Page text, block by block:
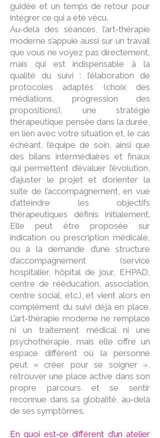
guidée et un temps de retour pour
intégrer ce qui a été vécu.
Au‑delà des séances, l’art‑thérapie
moderne s’appuie aussi sur un travail
que vous ne voyez pas directement,
mais qui est indispensable à la
qualité du suivi : l’élaboration de
protocoles adaptés (choix des
médiations, progression des
propositions), une stratégie
thérapeutique pensée dans la durée,
en lien avec votre situation et, le cas
échéant, l’équipe de soin, ainsi que
des bilans intermédiaires et finaux
qui permettent d’évaluer l’évolution,
d’ajuster le projet et d’orienter la
suite de l’accompagnement, en vue
d’atteindre les objectifs
thérapeutiques définis initialement.
Elle peut être proposée sur
indication ou prescription médicale,
ou à la demande d’une structure
d’accompagnement (service
hospitalier, hôpital de jour, EHPAD,
centre de rééducation, association,
centre social, etc.), et vient alors en
complément du suivi déjà en place.
L’art‑thérapie moderne ne remplace
ni un traitement médical ni une
psychothérapie, mais elle offre un
espace différent où la personne
peut « créer pour se soigner »,
retrouver une place active dans son
propre parcours et se sentir
reconnue dans sa globalité, au‑delà
de ses symptômes.
En quoi est‑ce différent d’un atelier